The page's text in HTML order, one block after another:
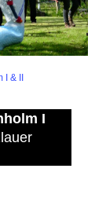
I & II
I